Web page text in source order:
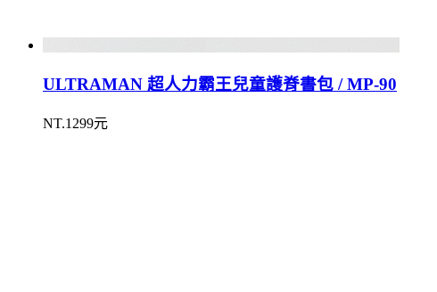
ULTRAMAN 超人力霸王兒童護脊書包 / MP-90
NT.1299元